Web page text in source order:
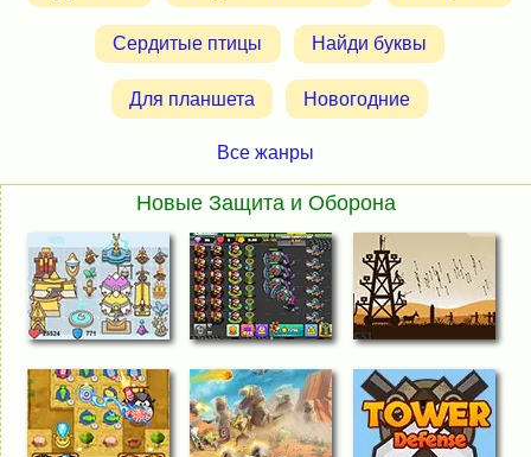
Сердитые птицы Найди буквы
Для планшета Новогодние
Все жанры
Новые Защита и Оборона